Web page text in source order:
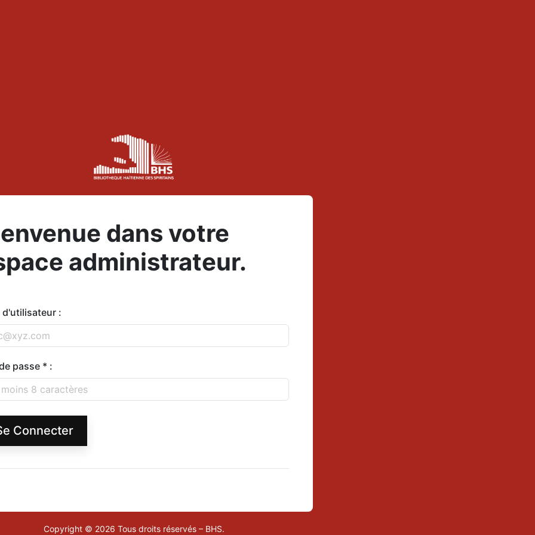
dans votre
administrateur.
d'utilisateur :
passe * :
Connecter
Copyright © 2026 Tous droits réservés – BHS.